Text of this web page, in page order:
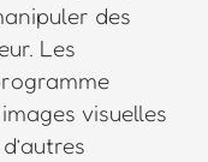
des
Les
visuelles